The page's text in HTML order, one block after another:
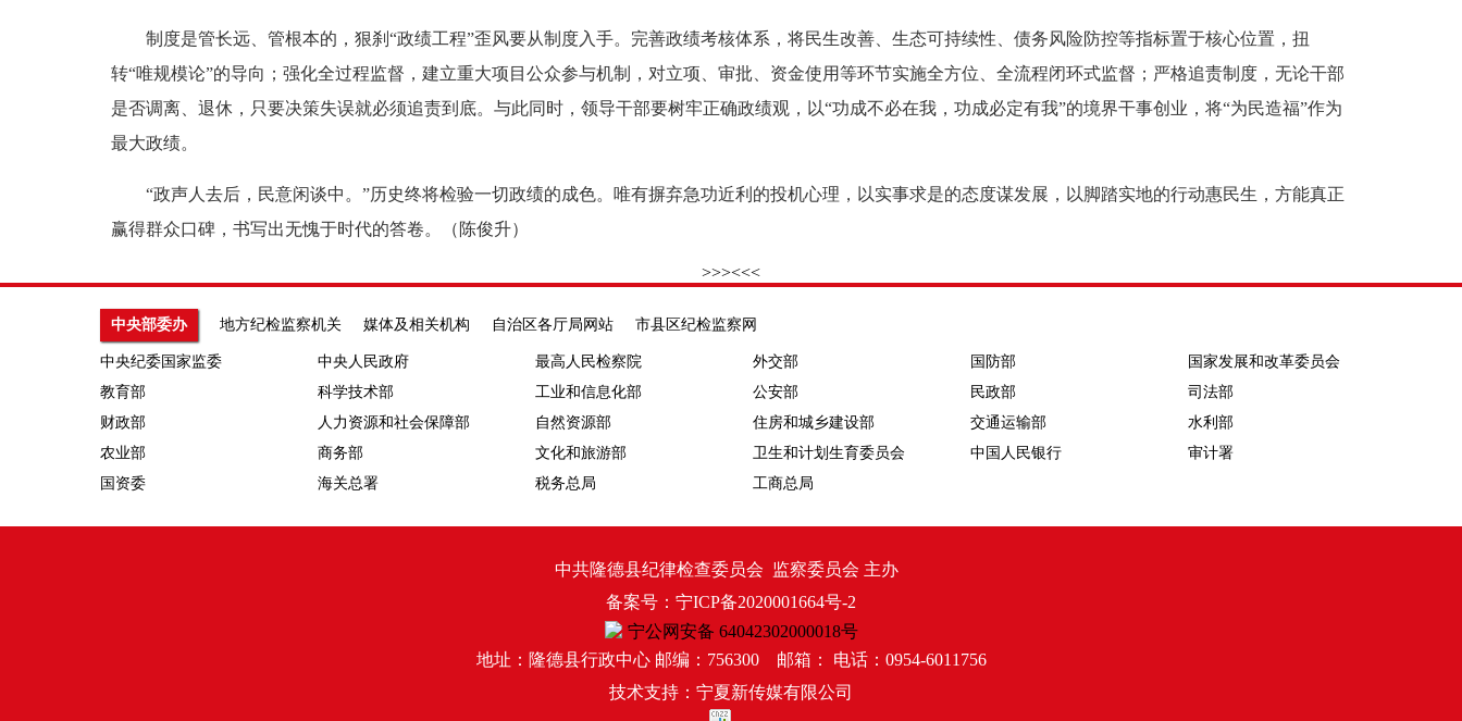
制度是管长远、管根本的，狠刹“政绩工程”歪风要从制度入手。完善政绩考核体系，将民生改善、生态可持续性、债务风险防控等指标置于核心位置，扭
转“唯规模论”的导向；强化全过程监督，建立重大项目公众参与机制，对立项、审批、资金使用等环节实施全方位、全流程闭环式监督；严格追责制度，无论干部
是否调离、退休，只要决策失误就必须追责到底。与此同时，领导干部要树牢正确政绩观，以“功成不必在我，功成必定有我”的境界干事创业，将“为民造福”作为
最大政绩。
“政声人去后，民意闲谈中。”历史终将检验一切政绩的成色。唯有摒弃急功近利的投机心理，以实事求是的态度谋发展，以脚踏实地的行动惠民生，方能真正
赢得群众口碑，书写出无愧于时代的答卷。（陈俊升）
>>><<<
中央部委办 地方纪检监察机关 媒体及相关机构 自治区各厅局网站 市县区纪检监察网
中央纪委国家监委 中央人民政府 最高人民检察院 外交部 国防部
国家发展和改革委员会
教育部
科学技术部 工业和信息化部 公安部 民政部
司法部
财政部
人力资源和社会保障部 自然资源部 住房和城乡建设部 交通运输部
水利部
农业部
商务部 文化和旅游部 卫生和计划生育委员会 中国人民银行
审计署
国资委
海关总署 税务总局 工商总局
中共隆德县纪律检查委员会 监察委员会 主办
备案号：宁ICP备2020001664号-2
宁公网安备 64042302000018号
地址：隆德县行政中心 邮编：756300 邮箱： 电话：0954-6011756
技术支持：宁夏新传媒有限公司